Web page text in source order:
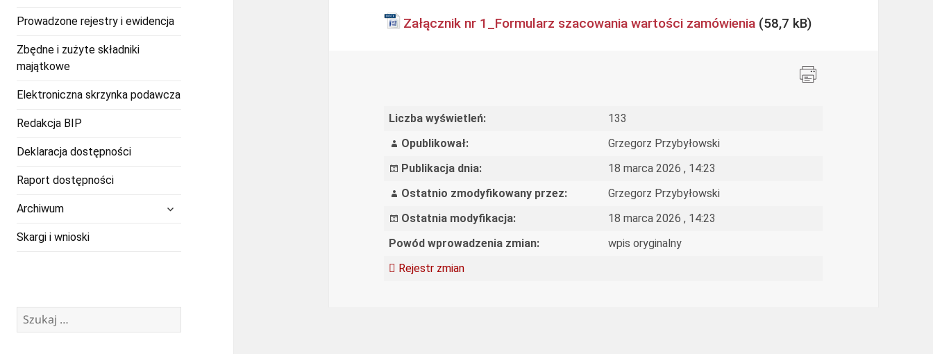
potomne
Prowadzone rejestry i ewidencja
Zbędne i zużyte składniki
majątkowe
Elektroniczna skrzynka podawcza
Redakcja BIP
Deklaracja dostępności
Raport dostępności
Archiwum
Skargi i wnioski
Szukaj:
Załącznik nr 1_Formularz szacowania wartości zamówienia
Liczba wyświetleń:
133
Opublikował:
Grzegorz Przybyłowski
Publikacja dnia:
18 marca 2026 , 14:23
Ostatnio zmodyfikowany przez:
Grzegorz Przybyłowski
Ostatnia modyfikacja:
18 marca 2026 , 14:23
Powód wprowadzenia zmian:
wpis oryginalny
Rejestr zmian